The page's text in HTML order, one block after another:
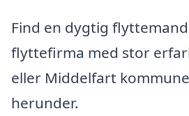
Find en dygtig
flyttefirma med stor
eller Middelfart
herunder.